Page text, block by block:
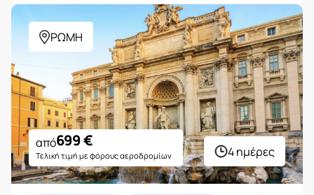
ΡΩΜΗ
4 ημέρες
από699€
Τελική τιμή με φόρους αεροδρομίων